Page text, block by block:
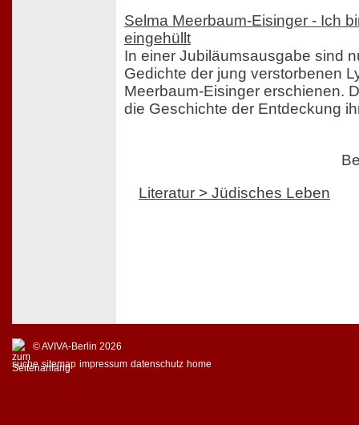
Selma Meerbaum-Eisinger - Ich
eingehüllt
In einer Jubiläumsausgabe sind
Gedichte der jung verstorbenen
Meerbaum-Eisinger erschienen.
die Geschichte der Entdeckung
Literatur > Jüdisches Leben
© AVIVA-Berlin 2026
suche sitemap impressum datenschutz home